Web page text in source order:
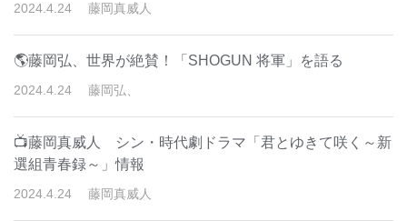
2024 4 24 藤岡真威人
🌎藤岡弘、世界が絶賛！「SHOGUN 将軍」を語る
2024 4 24 藤岡弘、
📺藤岡真威人 シン・時代劇ドラマ「君とゆきて咲く～新
選組青春録～」情報
2024 4 24 藤岡真威人